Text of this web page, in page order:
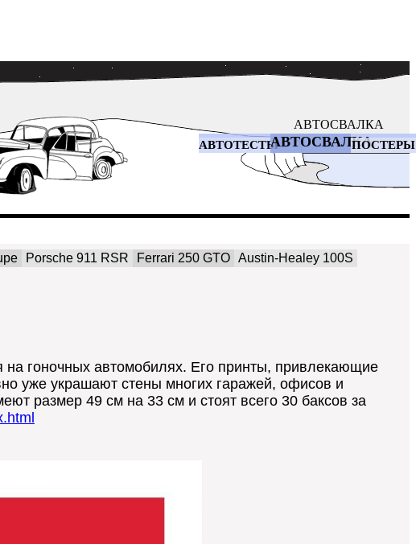
АВТОСВАЛКА
АВТОТЕСТЫАВТОСВАЛКАПОСТЕРЫ
Porsche 911 RSR Ferrari 250 GTO Austin-Healey 100S
гоночных автомобилях. Его принты, привлекающие
уже украшают стены многих гаражей, офисов и
размер 49 см на 33 см и стоят всего 30 баксов за